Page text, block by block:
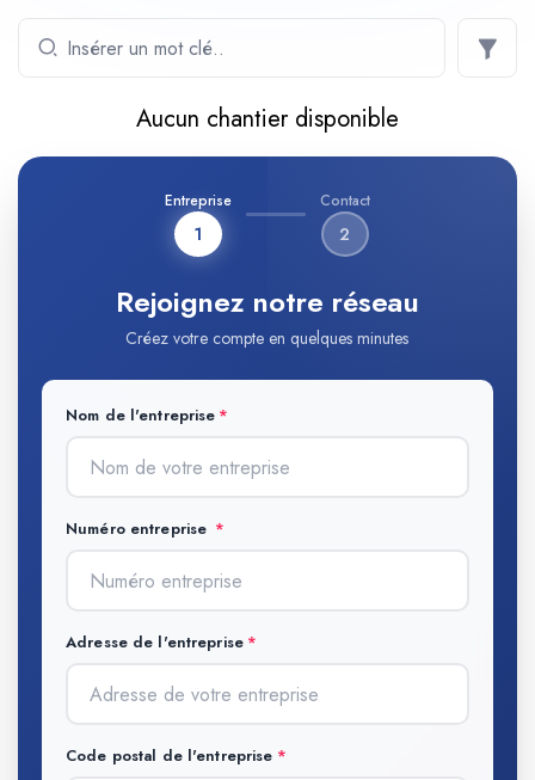
Aucun chantier disponible
Entreprise
1
Contact
2
Rejoignez notre réseau
Créez votre compte en quelques minutes
Nom de l'entreprise
Numéro entreprise
Adresse de l'entreprise
Code postal de l'entreprise